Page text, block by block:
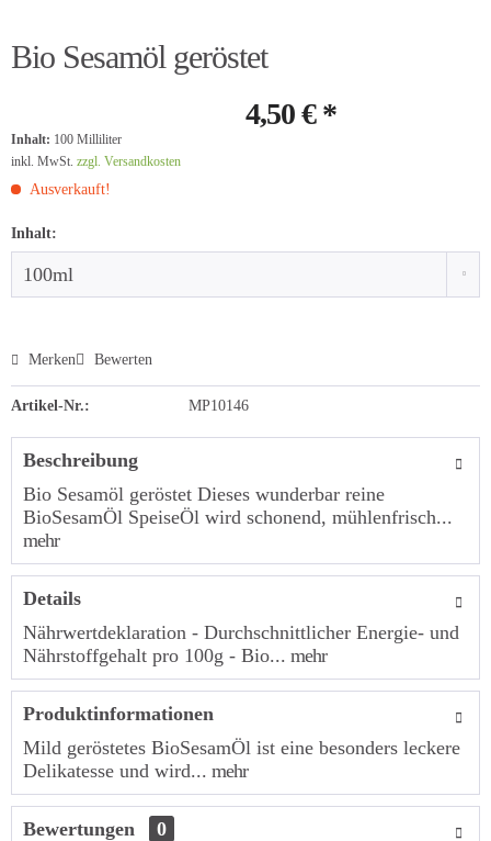
Bio Sesamöl geröstet
4,50 € *
Inhalt: 100 Milliliter
inkl. MwSt. zzgl. Versandkosten
Ausverkauft!
Inhalt:
Merken Bewerten
Artikel-Nr.: MP10146
Beschreibung
Bio Sesamöl geröstet Dieses wunderbar reine
BioSesamÖl SpeiseÖl wird schonend, mühlenfrisch...
mehr
Details
Nährwertdeklaration - Durchschnittlicher Energie- und
Nährstoffgehalt pro 100g - Bio... mehr
Produktinformationen
Mild geröstetes BioSesamÖl ist eine besonders leckere
Delikatesse und wird... mehr
Bewertungen
0